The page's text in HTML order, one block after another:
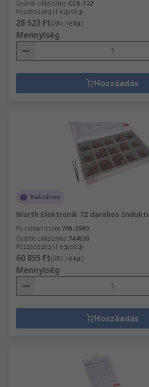
Gyártó cikkszáma CCR-122
Részösszeg (1 egység)
28 523 Ft(ÁFA nélkül)
Mennyiség
Hozzáadás
Raktáron
Wurth Elektronik 72 darabos
RS raktári szám 700-2980
Gyártó cikkszáma 744630
Részösszeg (1 egység)
60 855 Ft(ÁFA nélkül)
Mennyiség
Hozzáadás